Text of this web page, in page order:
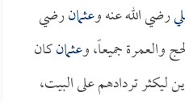
رضي الله عنه وعثمانرضي
والعمرة جميعاً، وعثمانكان
ليكثر تردادهم على البيت،